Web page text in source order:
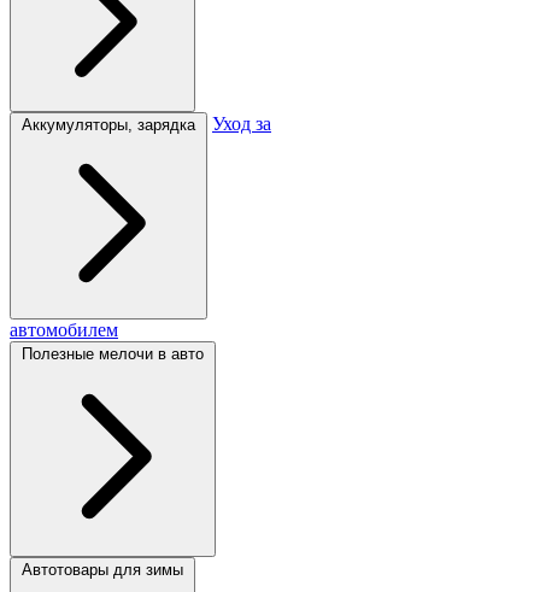
Аккумуляторы, зарядка Уход за
автомобилем
Полезные мелочи в авто
Автотовары для зимы